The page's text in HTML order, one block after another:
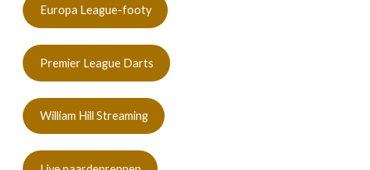
Europa League-footy
Premier League Darts
William Hill Streaming